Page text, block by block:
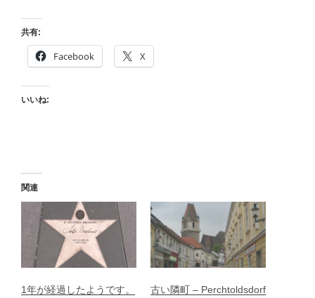
共有:
Facebook X
いいね:
関連
1年が経過したようです。
古い隣町 – Perchtoldsdorf